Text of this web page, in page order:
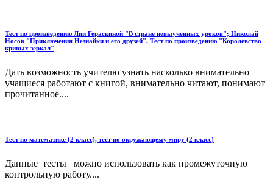
Тест по произведению Лии Гераскиной "В стране невыученных уроков"; Николай
Носов "Приключения Незнайки и его друзей", Тест по произведению "Королевство
кривых зеркал"
Дать возможность учителю узнать насколько внимательно
учащиеся работают с книгой, внимательно читают, понимают
прочитанное....
Тест по математике (2 класс), тест по окружающему миру (2 класс)
Данные тесты можно использовать как промежуточную
контрольную работу....